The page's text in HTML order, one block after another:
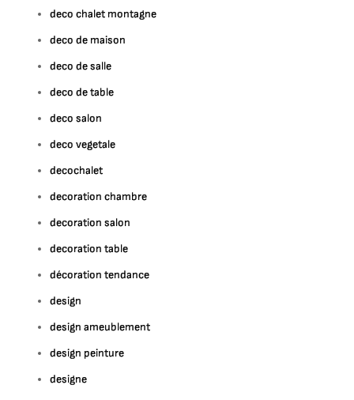
deco chalet montagne
deco de maison
deco de salle
deco de table
deco salon
deco vegetale
decochalet
decoration chambre
decoration salon
decoration table
décoration tendance
design
design ameublement
design peinture
designe